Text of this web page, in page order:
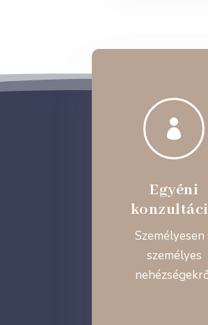

Egyéni
Személyesen
személyes